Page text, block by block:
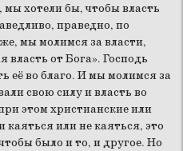
хотели бы, чтобы власть
праведно, по
мы молимся за власти,
власть от Бога». Господь
её во благо. И мы молимся за
свою силу и власть во
этом христианские или
каяться или не каяться, это
было и то, и другое. Но